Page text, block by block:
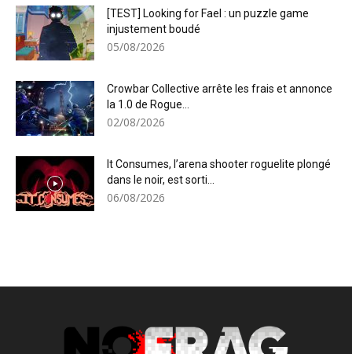
[TEST] Looking for Fael : un puzzle game
injustement boudé
05/08/2026
Crowbar Collective arrête les frais et annonce
la 1.0 de Rogue...
02/08/2026
It Consumes, l’arena shooter roguelite plongé
dans le noir, est sorti...
06/08/2026